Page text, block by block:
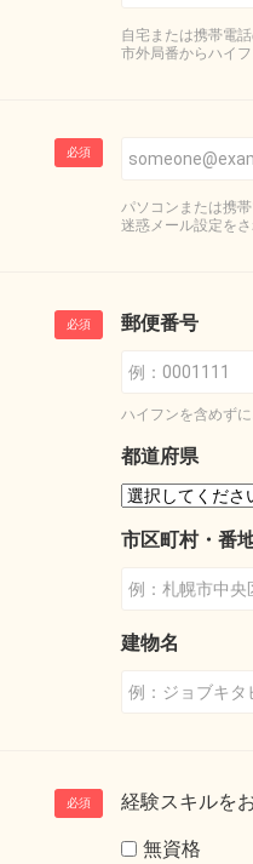
自宅または携帯電
市外局番からハイ
パソコンまたは携
迷惑メール設定を
郵便番号
ハイフンを含めずに
都道府県
市区町村・番
建物名
経験スキルを
無資格